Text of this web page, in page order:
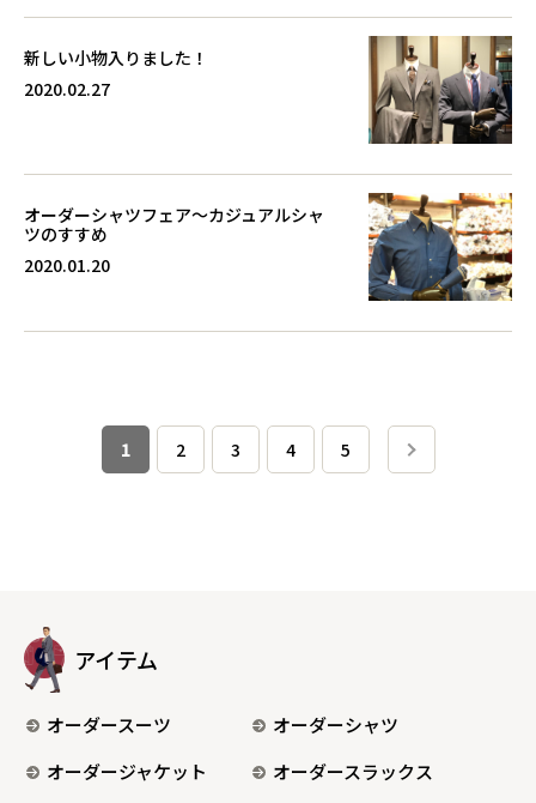
新しい小物入りました！
2020.02.27
オーダーシャツフェア～カジュアルシャ
ツのすすめ
2020.01.20
1 2 3 4 5
アイテム
オーダースーツ
オーダーシャツ
オーダージャケット
オーダースラックス